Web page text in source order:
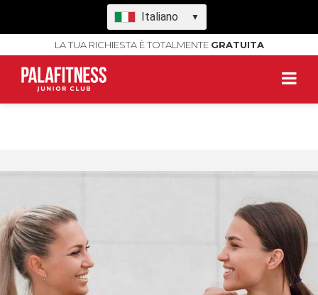
Italiano ▼
LA TUA RICHIESTA È TOTALMENTE GRATUITA